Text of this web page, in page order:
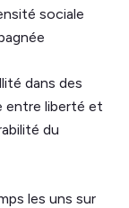
sociale
dans des
entre liberté et
du
les uns sur